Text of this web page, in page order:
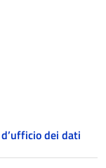
dei dati